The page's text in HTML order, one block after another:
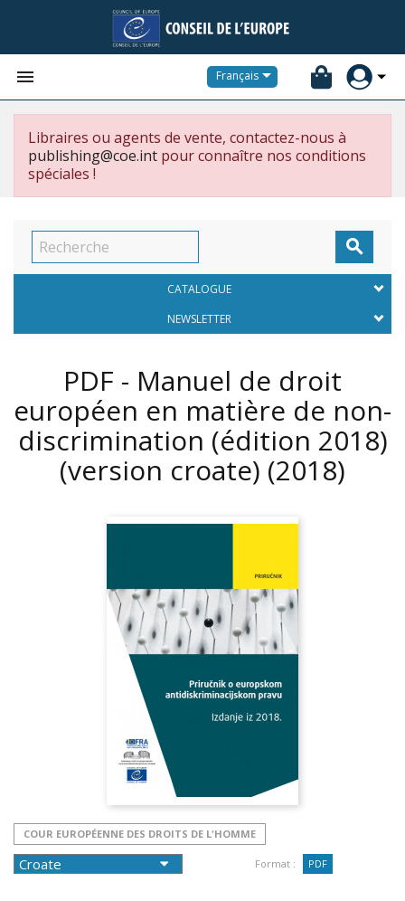
 Français
Libraires ou agents de vente, contactez-nous à
publishing@coe.int pour connaître nos conditions
spéciales !

CATALOGUE
NEWSLETTER
PDF - Manuel de droit
européen en matière de non-
discrimination (édition 2018)
(version croate) (2018)
COUR EUROPÉENNE DES DROITS DE L'HOMME
Format : PDF